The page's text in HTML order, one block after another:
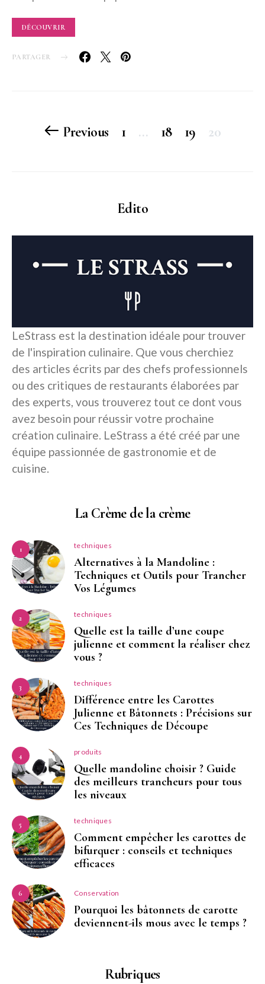
DÉCOUVRIR
PARTAGER
Pagination
Previous 1 … 18 19 20
Edito
LeStrass est la destination idéale pour trouver
de l'inspiration culinaire. Que vous cherchiez
des articles écrits par des chefs professionnels
ou des critiques de restaurants élaborées par
des experts, vous trouverez tout ce dont vous
avez besoin pour réussir votre prochaine
création culinaire. LeStrass a été créé par une
équipe passionnée de gastronomie et de
cuisine.
La Crème de la crème
1 techniques
Alternatives à la Mandoline :
Techniques et Outils pour Trancher
Vos Légumes
2 techniques
Quelle est la taille d’une coupe
julienne et comment la réaliser chez
vous ?
3 techniques
Différence entre les Carottes
Julienne et Bâtonnets : Précisions sur
Ces Techniques de Découpe
4 produits
Quelle mandoline choisir ? Guide
des meilleurs trancheurs pour tous
les niveaux
5 techniques
Comment empêcher les carottes de
bifurquer : conseils et techniques
efficaces
6 Conservation
Pourquoi les bâtonnets de carotte
deviennent-ils mous avec le temps ?
Rubriques